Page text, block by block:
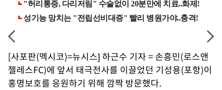
[사포판(멕시코)=뉴시스] 하근수 기자 = 손흥민(로스앤
젤레스FC)에 앞서 태극전사를 이끌었던 기성용(포항)이
홍명보호를 응원하기 위해 깜짝 방문했다.